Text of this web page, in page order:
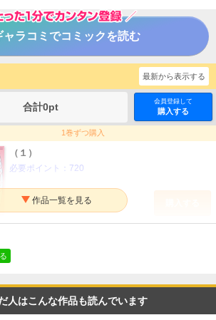
んはほめるとのびる
クＤＡＹＳ
ャラコミでコミックを読む
合計0pt 会員登録して
購入する
1巻ずつ購入
最新から表示する
（１）
必要ポイント： 720
必要ポイント：
購入する
（３）
人はこんな作品も読んでいます